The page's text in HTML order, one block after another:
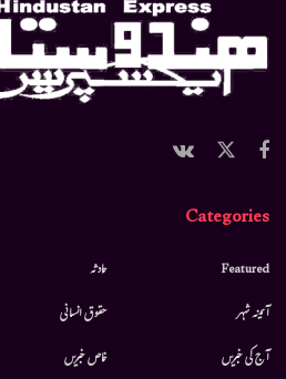
Categories
Featured
آئینہ شہر
آج کی خبریں
حادثہ
حقوق انسانی
خاص خبریں